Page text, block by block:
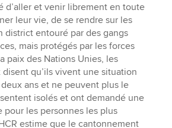
d’aller et venir librement en toute
leur vie, de se rendre sur les
district entouré par des gangs
mais protégés par les forces
paix des Nations Unies, les
qu’ils vivent une situation
ans et ne peuvent plus le
isolés et ont demandé une
pour les personnes les plus
estime que le cantonnement